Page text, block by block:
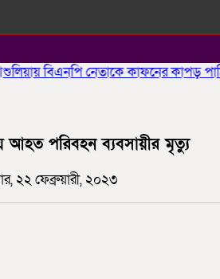
বিএনপি নেতাকে কাফনের কাপড় পাঠিয়ে
আহত পরিবহন ব্যবসায়ীর মৃত্যু
২২ ফেব্রুয়ারী, ২০২৩